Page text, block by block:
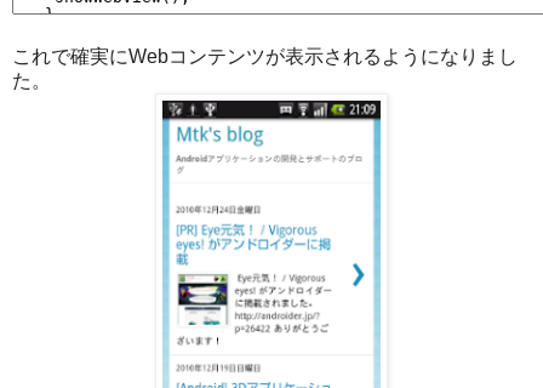
これで確実にWebコンテンツが表示されるようになりまし
た。